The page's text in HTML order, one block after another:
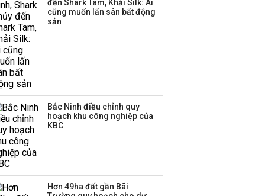
Thị trường thường
đến Shark Tam, Khải Silk: Ai
cũng muốn lấn sân bất động
sản
Bắc Ninh điều chỉnh quy
hoạch khu công nghiệp của
KBC
Hơn 49ha đất gần Bãi